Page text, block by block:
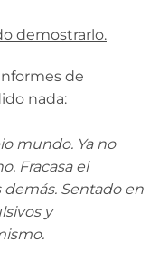
demostrarlo.
de
nada:
mundo. Ya no
Fracasa el
Sentado en
y